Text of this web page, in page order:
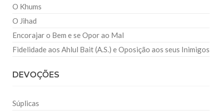
O Khums
O Jihad
Encorajar o Bem e se Opor ao Mal
Fidelidade aos Ahlul Bait (A.S.) e Oposição aos seus Inimigos
DEVOÇÕES
Súplicas